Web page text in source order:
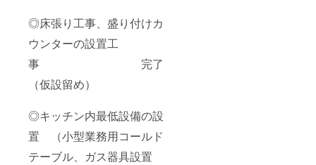
◎床張り工事、盛り付けカ
ウンターの設置工
事 完了
（仮設留め）
◎キッチン内最低設備の設
置 （小型業務用コールド
テーブル、ガス器具設置